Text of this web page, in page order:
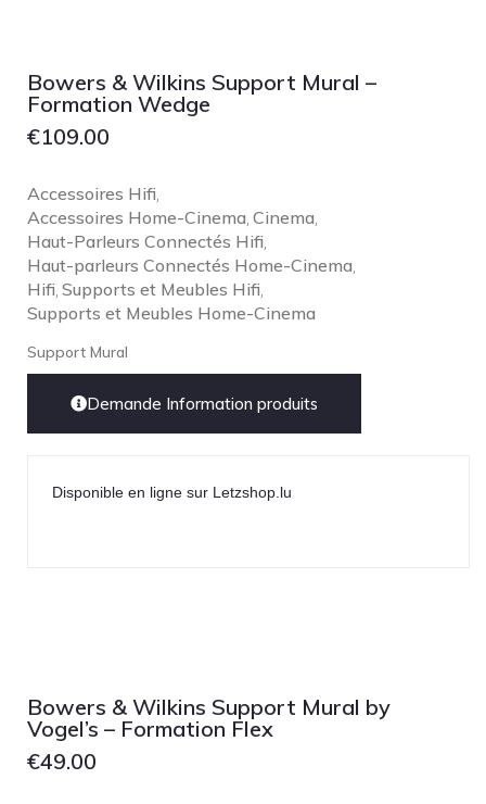
Bowers & Wilkins Support Mural –
Formation Wedge
€109.00
Accessoires Hifi
Accessoires Home-Cinema Cinema
Haut-Parleurs Connectés Hifi
Haut-parleurs Connectés Home-Cinema
Hifi Supports et Meubles Hifi
Supports et Meubles Home-Cinema
Support Mural
Demande Information produits
Disponible en ligne sur Letzshop.lu
Bowers & Wilkins Support Mural by
Vogel’s – Formation Flex
€49.00